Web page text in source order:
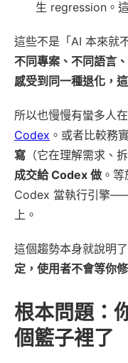
生 regression。
這些不是「AI 本來就
不同專案、不同語言
感受到同一種退化，
所以也慢慢有蠻多人
Codex 。或者比較務
寫 （它在理解需求、
成交給 Codex 做 。
Codex 當執行引擎
上。
這個趨勢本身就說明了
定，使用者不會等你
根本問題：
個籃子裡了